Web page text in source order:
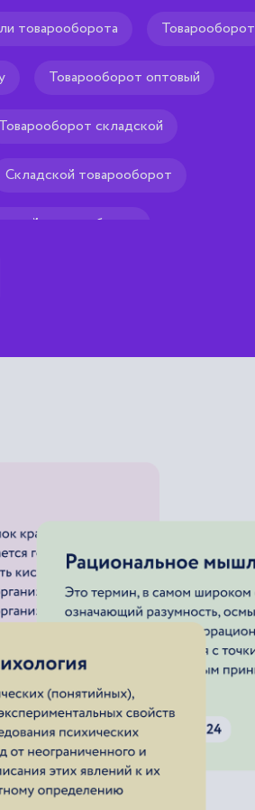
товарооборота Товарооборот
Товарооборот оптовый
Товарооборот складской
Складской товарооборот
товарооборот